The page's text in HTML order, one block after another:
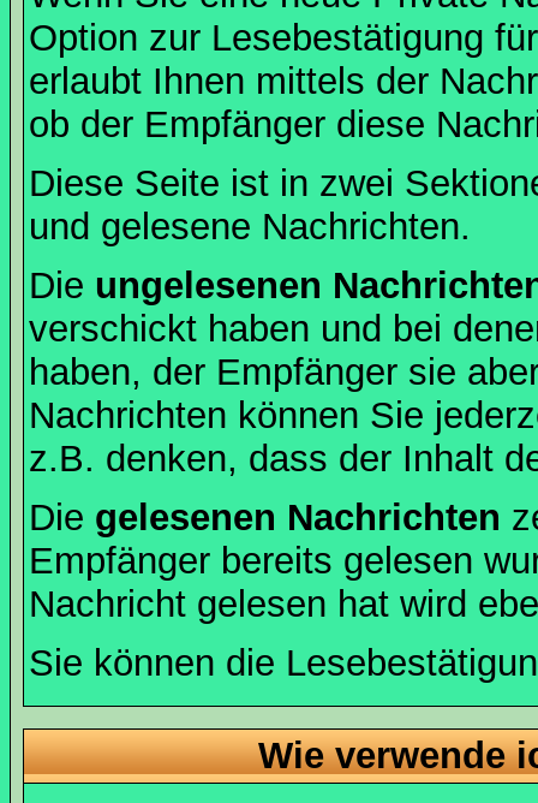
Option zur Lesebestätigung
erlaubt Ihnen mittels der
ob der Empfänger diese
Diese Seite ist in zwei
und gelesene Nachrichten.
Die ungelesenen
verschickt haben und bei
haben, der Empfänger sie
Nachrichten können Sie
z.B. denken, dass der Inhalt
Die gelesenen Nachrichten
Empfänger bereits gelesen
Nachricht gelesen hat wird
Sie können die
Wie verwende